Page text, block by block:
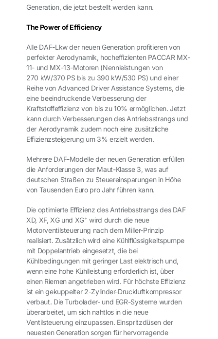
Generation, die jetzt bestellt werden kann.
The Power of Efficiency
Alle DAF-Lkw der neuen Generation profitieren von
perfekter Aerodynamik, hocheffizienten PACCAR MX-
11- und MX-13-Motoren (Nennleistungen von
270 kW/370 PS bis zu 390 kW/530 PS) und einer
Reihe von Advanced Driver Assistance Systems, die
eine beeindruckende Verbesserung der
Kraftstoffeffizienz von bis zu 10% ermöglichen. Jetzt
kann durch Verbesserungen des Antriebsstrangs und
der Aerodynamik zudem noch eine zusätzliche
Effizienzsteigerung um 3% erzielt werden.
Mehrere DAF-Modelle der neuen Generation erfüllen
die Anforderungen der Maut-Klasse 3, was auf
deutschen Straßen zu Steuereinsparungen in Höhe
von Tausenden Euro pro Jahr führen kann.
Die optimierte Effizienz des Antriebsstrangs des DAF
XD, XF, XG und XG+ wird durch die neue
Motorventilsteuerung nach dem Miller-Prinzip
realisiert. Zusätzlich wird eine Kühlflüssigkeitspumpe
mit Doppelantrieb eingesetzt, die bei
Kühlbedingungen mit geringer Last elektrisch und,
wenn eine hohe Kühlleistung erforderlich ist, über
einen Riemen angetrieben wird. Für höchste Effizienz
ist ein gekuppelter 2-Zylinder-Druckluftkompressor
verbaut. Die Turbolader- und EGR-Systeme wurden
überarbeitet, um sich nahtlos in die neue
Ventilsteuerung einzupassen. Einspritzdüsen der
neuesten Generation sorgen für hervorragende